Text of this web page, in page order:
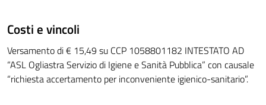
Costi e vincoli
Versamento di € 15,49 su CCP 1058801182 INTESTATO AD
“ASL Ogliastra Servizio di Igiene e Sanità Pubblica” con causale
“richiesta accertamento per inconveniente igienico-sanitario”.